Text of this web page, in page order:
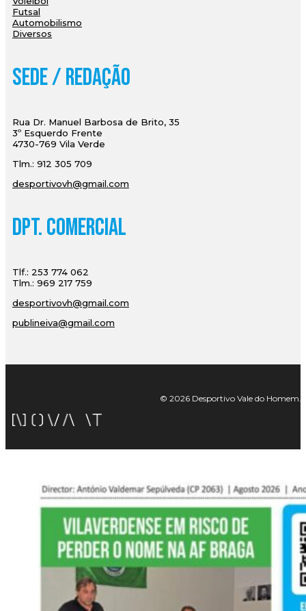
Futsal
Automobilismo
Diversos
Sede / Redação
Rua Dr. Manuel Barbosa de Brito, 35
3º Esquerdo Frente
4730-769 Vila Verde
Tlm.: 912 305 709
desportivovh@gmail.com
Dpt. Comercial
Tlf.: 253 774 062
Tlm.: 969 217 759
desportivovh@gmail.com
publineiva@gmail.com
© 2026 Desportivo Vale do Homem.